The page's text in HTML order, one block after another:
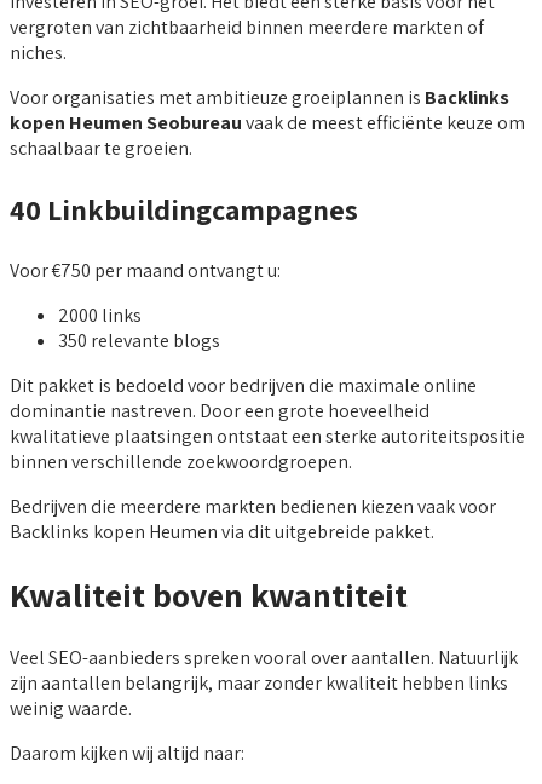
vergroten van zichtbaarheid binnen meerdere markten of
niches.
Voor organisaties met ambitieuze groeiplannen is Backlinks
kopen Heumen Seobureauvaak de meest efficiënte keuze om
schaalbaar te groeien.
40 Linkbuildingcampagnes
Voor €750 per maand ontvangt u:
2000 links
350 relevante blogs
Dit pakket is bedoeld voor bedrijven die maximale online
dominantie nastreven. Door een grote hoeveelheid
kwalitatieve plaatsingen ontstaat een sterke autoriteitspositie
binnen verschillende zoekwoordgroepen.
Bedrijven die meerdere markten bedienen kiezen vaak voor
Backlinks kopen Heumen via dit uitgebreide pakket.
Kwaliteit boven kwantiteit
Veel SEO-aanbieders spreken vooral over aantallen. Natuurlijk
zijn aantallen belangrijk, maar zonder kwaliteit hebben links
weinig waarde.
Daarom kijken wij altijd naar: